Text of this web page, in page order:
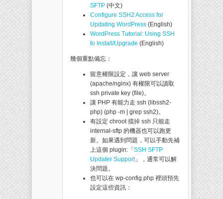
SFTP (中文)
Configure SSH2 Access for
Updating WordPress (English)
WordPress Tutorial: Using SSH
to Install/Upgrade (English)
幾個重點備忘：
留意權限設定，讓 web server
(apache/nginx) 有權限可以讀取
ssh private key (file)。
讓 PHP 有能力走 ssh (libssh2-
php) (php -m | grep ssh2)。
有設定 chroot 擋掉 ssh 只能走
internal-sftp 的機器也可以跑更
新。如果遇到問題，可以手動先補
上這個 plugin:「 SSH SFTP
Updater Support」，通常可以解
決問題。
也可以在 wp-config.php 裡頭預先
設定這些資訊：